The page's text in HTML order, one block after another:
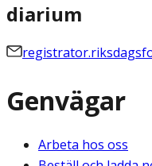
diarium
Genvägar
Arbeta hos oss